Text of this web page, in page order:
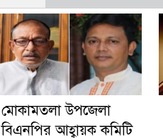
মোকামতলা উপজেলা
বিএনপির আহ্বায়ক কমিটি